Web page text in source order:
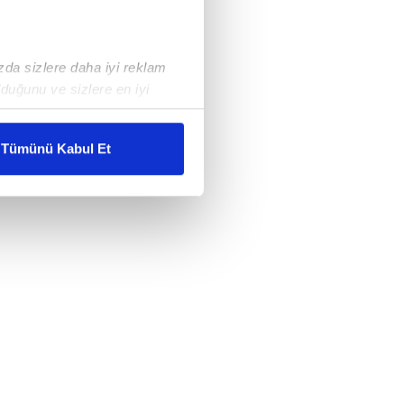
sizlere daha iyi reklam
ve sizlere en iyi
karşılamak
gösterilmeyecektir."
kullanılmaktadır. Bu
sunulması
ve sizlere yönelik
ve sitemizde ilgili
Tümünü Kabul Et